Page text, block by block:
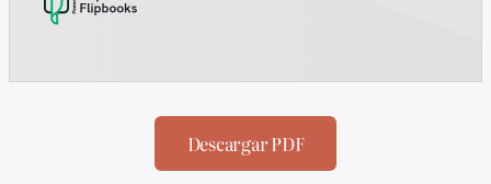
Descargar PDF